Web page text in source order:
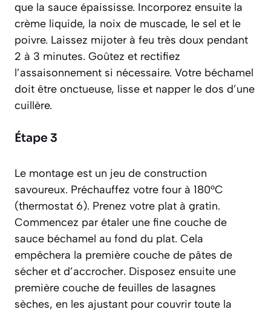
que la sauce épaississe. Incorporez ensuite la
crème liquide, la noix de muscade, le sel et le
poivre. Laissez mijoter à feu très doux pendant
2 à 3 minutes. Goûtez et rectifiez
l’assaisonnement si nécessaire. Votre béchamel
doit être onctueuse, lisse et napper le dos d’une
cuillère.
Étape 3
Le montage est un jeu de construction
savoureux. Préchauffez votre four à 180°C
(thermostat 6). Prenez votre plat à gratin.
Commencez par étaler une fine couche de
sauce béchamel au fond du plat. Cela
empêchera la première couche de pâtes de
sécher et d’accrocher. Disposez ensuite une
première couche de feuilles de lasagnes
sèches, en les ajustant pour couvrir toute la